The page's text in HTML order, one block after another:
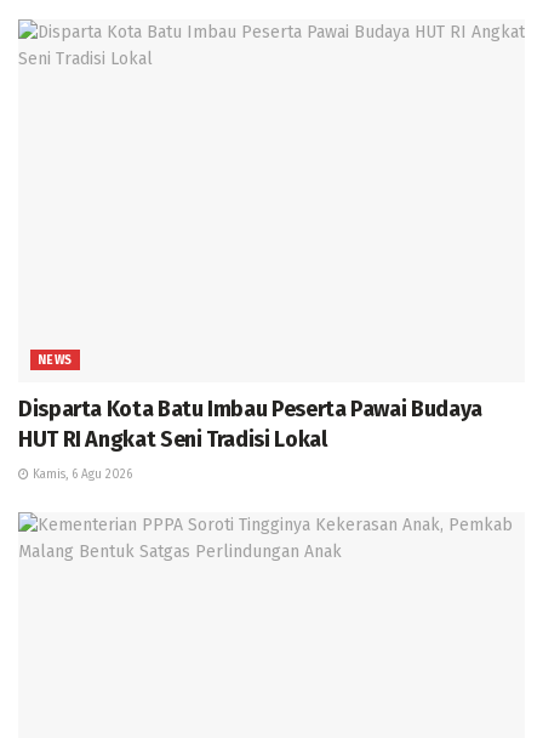
NEWS
Disparta Kota Batu Imbau Peserta Pawai Budaya
HUT RI Angkat Seni Tradisi Lokal
Kamis, 6 Agu 2026